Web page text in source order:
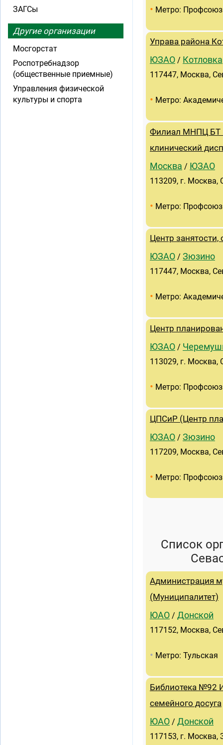
• Метро:
Управа района
ЮЗАО / Котловка
117447, Москва,
• Метро:
Филиал МНПЦ БТ
клинический
Москва / ЮЗАО
113209, г. Москва,
• Метро:
Центр занятости,
ЮЗАО / Зюзино
117447, Москва,
• Метро:
Центр
ЮЗАО /
113029, г. Москва,
• Метро:
ЦПСиР (Центр
ЮЗАО / Зюзино
117209, Москва,
• Метро:
Список
Администрация
(Муниципалитет)
ЮАО / Донской
117152, Москва,
• Метро: Тульская
Библиотека №92
семейного досуга
ЮАО / Донской
117153, г. Москва,
ЗАГСы
Другие организации
Мосгорстат
Роспотребнадзор
(общественные приемные)
Управления физической
культуры и спорта